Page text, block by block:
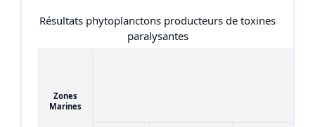
Résultats phytoplanctons producteurs de toxines
paralysantes
Zones
Marines